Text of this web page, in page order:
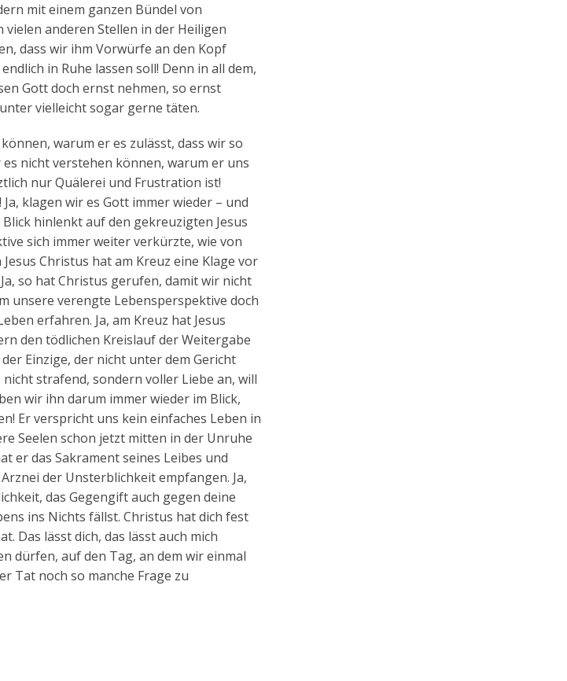
mit einem ganzen Bündel von
vielen anderen Stellen in der Heiligen
dass wir ihm Vorwürfe an den Kopf
in Ruhe lassen soll! Denn in all dem,
Gott doch ernst nehmen, so ernst
vielleicht sogar gerne täten.
warum er es zulässt, dass wir so
nicht verstehen können, warum er uns
nur Quälerei und Frustration ist!
klagen wir es Gott immer wieder – und
hinlenkt auf den gekreuzigten Jesus
sich immer weiter verkürzte, wie von
Christus hat am Kreuz eine Klage vor
so hat Christus gerufen, damit wir nicht
unsere verengte Lebensperspektive doch
erfahren. Ja, am Kreuz hat Jesus
den tödlichen Kreislauf der Weitergabe
Einzige, der nicht unter dem Gericht
strafend, sondern voller Liebe an, will
wir ihn darum immer wieder im Blick,
Er verspricht uns kein einfaches Leben in
Seelen schon jetzt mitten in der Unruhe
er das Sakrament seines Leibes und
der Unsterblichkeit empfangen. Ja,
das Gegengift auch gegen deine
ins Nichts fällst. Christus hat dich fest
Das lässt dich, das lässt auch mich
dürfen, auf den Tag, an dem wir einmal
Tat noch so manche Frage zu